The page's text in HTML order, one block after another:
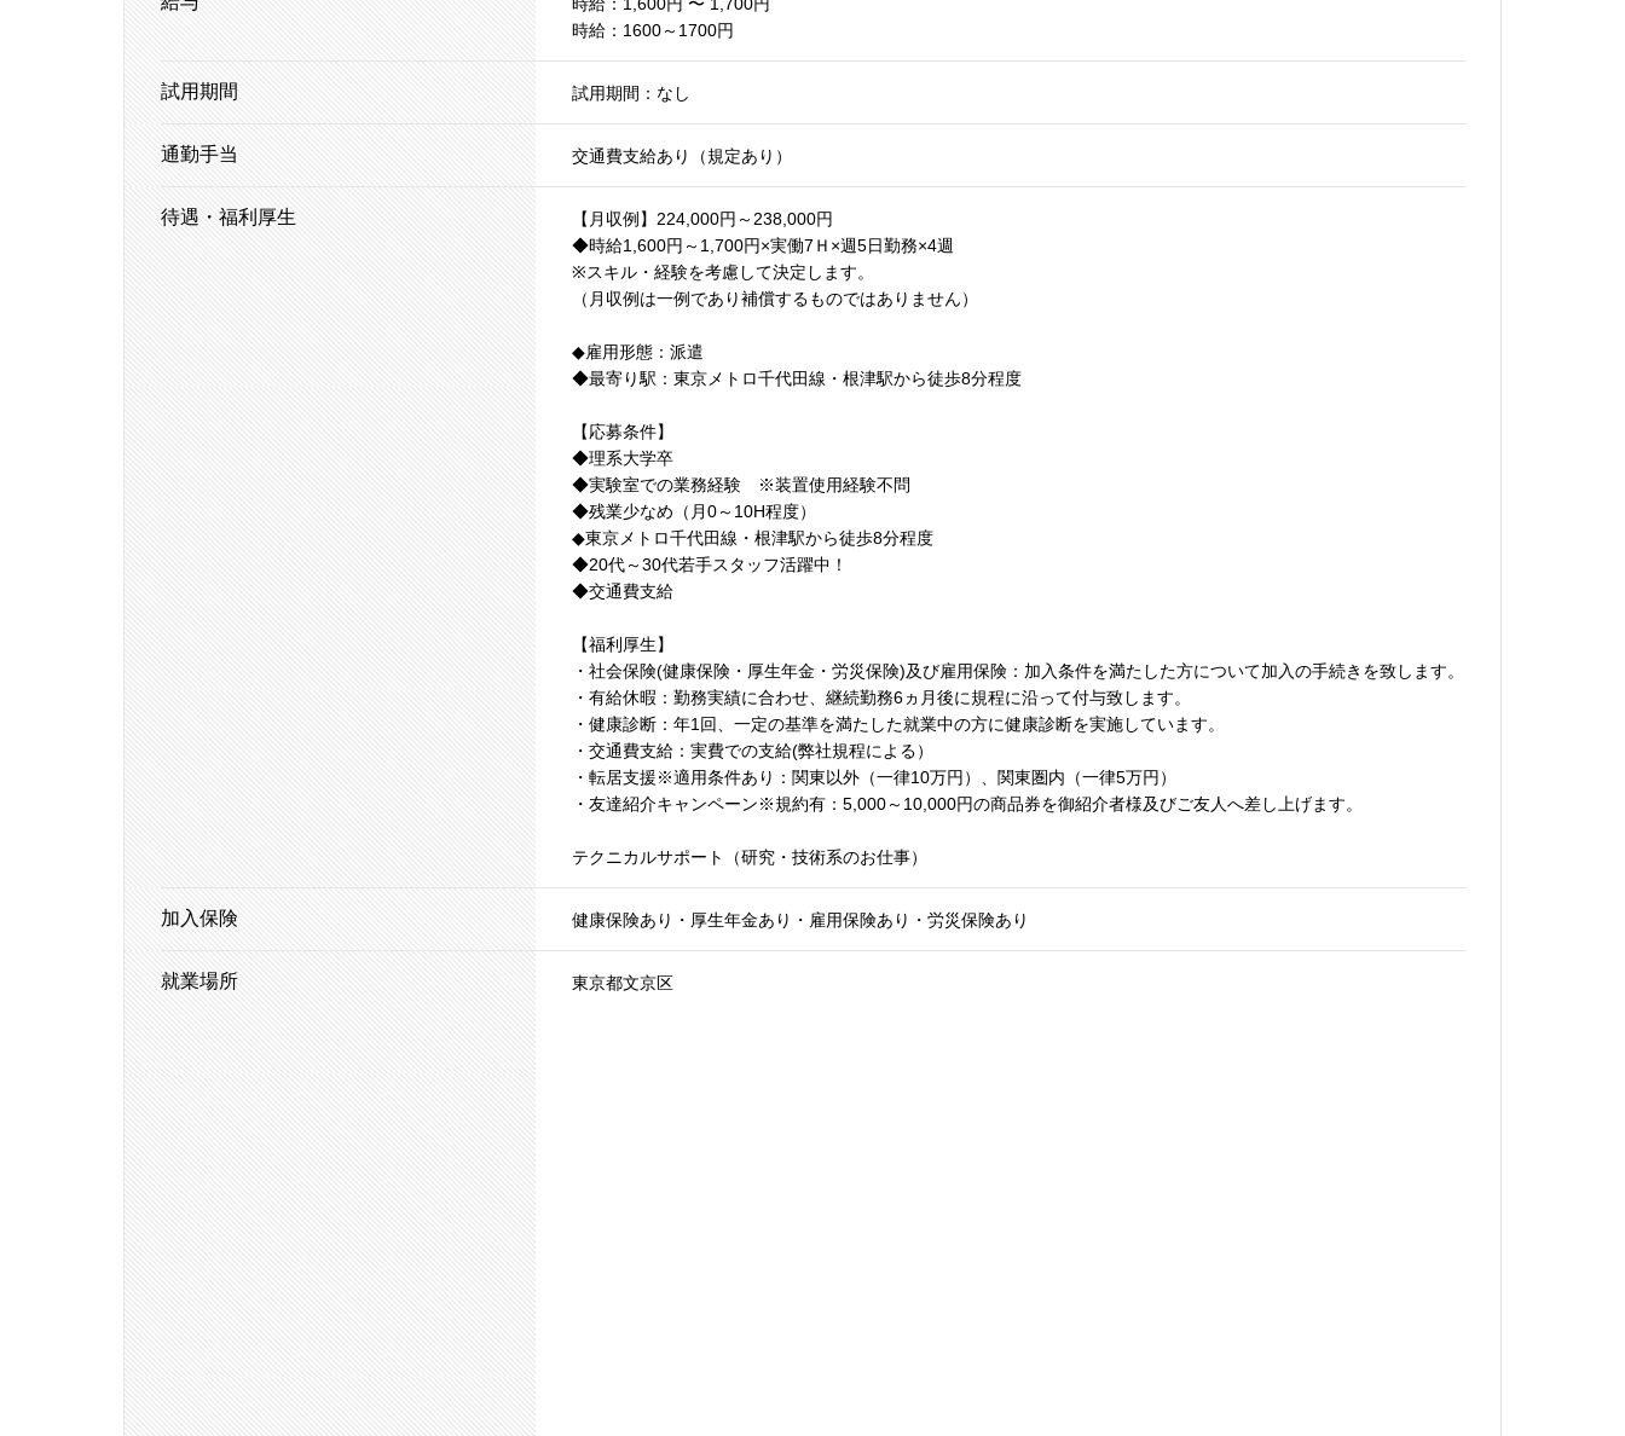
時給：1600～1700円
試用期間 試用期間：なし
通勤手当 交通費支給あり（規定あり）
待遇・福利厚生
【月収例】224,000円～238,000円
◆時給1,600円～1,700円×実働7Ｈ×週5日勤務×4週
※スキル・経験を考慮して決定します。
（月収例は一例であり補償するものではありません）
◆雇用形態：派遣
◆最寄り駅：東京メトロ千代田線・根津駅から徒歩8分程度
【応募条件】
◆理系大学卒
◆実験室での業務経験 ※装置使用経験不問
◆残業少なめ（月0～10H程度）
◆東京メトロ千代田線・根津駅から徒歩8分程度
◆20代～30代若手スタッフ活躍中！
◆交通費支給
【福利厚生】
・社会保険(健康保険・厚生年金・労災保険)及び雇用保険：加入条件を満たした方について加入の手続きを致します。
・有給休暇：勤務実績に合わせ、継続勤務6ヵ月後に規程に沿って付与致します。
・健康診断：年1回、一定の基準を満たした就業中の方に健康診断を実施しています。
・交通費支給：実費での支給(弊社規程による）
・転居支援※適用条件あり：関東以外（一律10万円）、関東圏内（一律5万円）
・友達紹介キャンペーン※規約有：5,000～10,000円の商品券を御紹介者様及びご友人へ差し上げます。
テクニカルサポート（研究・技術系のお仕事）
加入保険 健康保険あり・厚生年金あり・雇用保険あり・労災保険あり
就業場所 東京都文京区